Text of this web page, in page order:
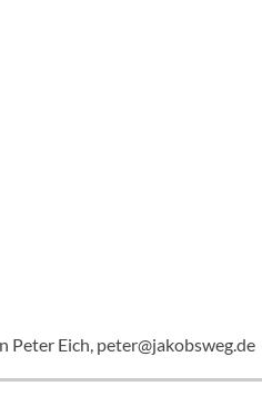
Eich, peter@jakobsweg.de